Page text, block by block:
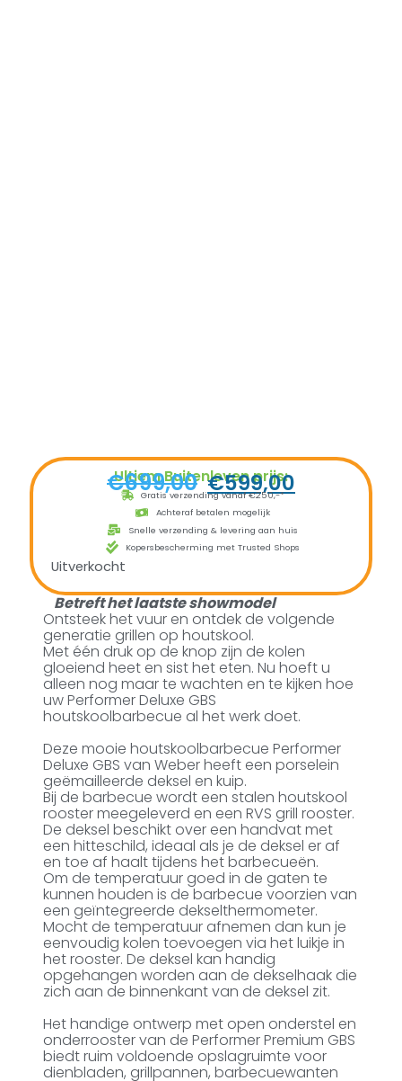
Ultiem Buitenleven prijs:
€699,00 €599,00
Gratis verzending vanaf €250,-*
Achteraf betalen mogelijk
Snelle verzending & levering aan huis
Kopersbescherming met Trusted Shops
Uitverkocht
Betreft het laatste showmodel
Ontsteek het vuur en ontdek de volgende
generatie grillen op houtskool.
Met één druk op de knop zijn de kolen
gloeiend heet en sist het eten. Nu hoeft u
alleen nog maar te wachten en te kijken hoe
uw Performer Deluxe GBS
houtskoolbarbecue al het werk doet.
Deze mooie houtskoolbarbecue Performer
Deluxe GBS van Weber heeft een porselein
geëmailleerde deksel en kuip.
Bij de barbecue wordt een stalen houtskool
rooster meegeleverd en een RVS grill rooster.
De deksel beschikt over een handvat met
een hitteschild, ideaal als je de deksel er af
en toe af haalt tijdens het barbecueën.
Om de temperatuur goed in de gaten te
kunnen houden is de barbecue voorzien van
een geïntegreerde dekselthermometer.
Mocht de temperatuur afnemen dan kun je
eenvoudig kolen toevoegen via het luikje in
het rooster. De deksel kan handig
opgehangen worden aan de dekselhaak die
zich aan de binnenkant van de deksel zit.
Het handige ontwerp met open onderstel en
onderrooster van de Performer Premium GBS
biedt ruim voldoende opslagruimte voor
dienbladen, grillpannen, barbecuewanten